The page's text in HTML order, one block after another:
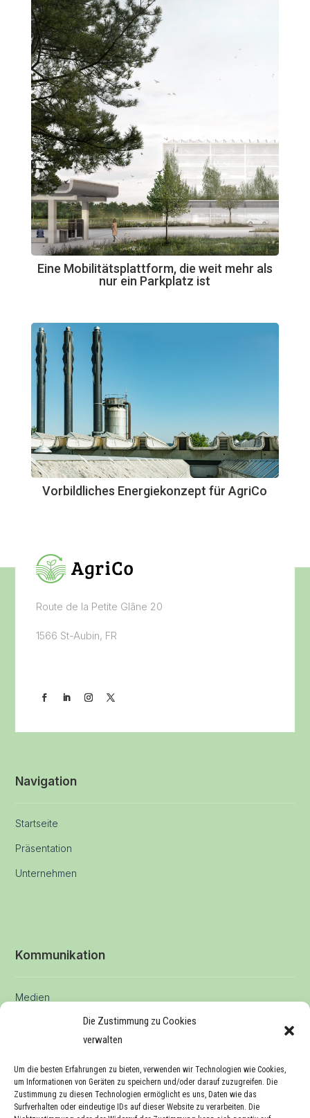
Die Zustimmung zu Cookies
verwalten
Um die besten Erfahrungen zu bieten, verwenden wir Technologien wie Cookies,
um Informationen von Geräten zu speichern und/oder darauf zuzugreifen. Die
Zustimmung zu diesen Technologien ermöglicht es uns, Daten wie das
Surfverhalten oder eindeutige IDs auf dieser Website zu verarbeiten. Die
Eine Mobilitätsplattform, die weit mehr als
nur ein Parkplatz ist
Vorbildliches Energiekonzept für AgriCo
Route de la Petite Glâne 20
1566 St-Aubin, FR
Navigation
Startseite
Präsentation
Unternehmen
Kommunikation
Medien
Veranstaltungen
Kontakt